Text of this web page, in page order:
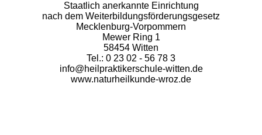
Staatlich anerkannte Einrichtung
nach dem Weiterbildungsförderungsgesetz
Mecklenburg-Vorpommern
Mewer Ring 1
58454 Witten
Tel.: 0 23 02 - 56 78 3
info@heilpraktikerschule-witten.de
www.naturheilkunde-wroz.de